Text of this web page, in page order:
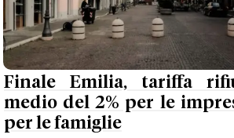
Finale Emilia, tariffa
medio del 2% per le
per le famiglie